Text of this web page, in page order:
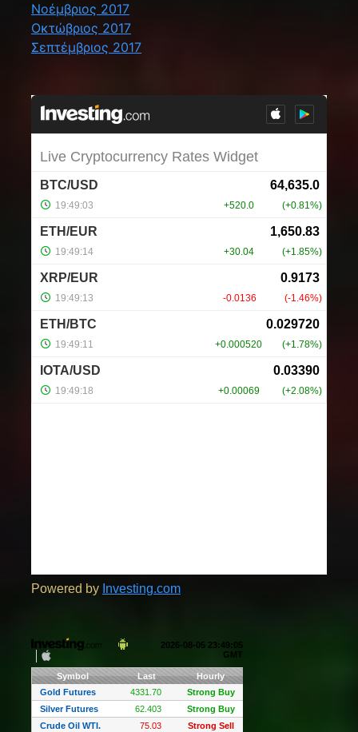
Νοέμβριος 2017
Οκτώβριος 2017
Σεπτέμβριος 2017
Powered by Investing.com